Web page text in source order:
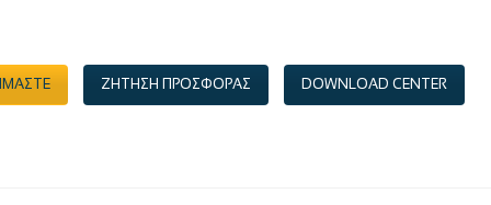
ΖΗΤΗΣΗ ΠΡΟΣΦΟΡΑΣ DOWNLOAD CENTER